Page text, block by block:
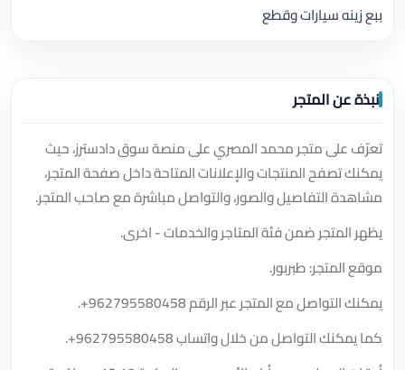
ببع زينه سيارات وقطع
نبذة عن المتجر
تعرّف على متجر محمد المصري على منصة سوق دادسترز، حيث
يمكنك تصفح المنتجات والإعلانات المتاحة داخل صفحة المتجر،
مشاهدة التفاصيل والصور، والتواصل مباشرة مع صاحب المتجر.
يظهر المتجر ضمن فئة المتاجر والخدمات - اخرى.
موقع المتجر: طبربور.
يمكنك التواصل مع المتجر عبر الرقم+962795580458
.
كما يمكنك التواصل من خلال واتساب+962795580458
.